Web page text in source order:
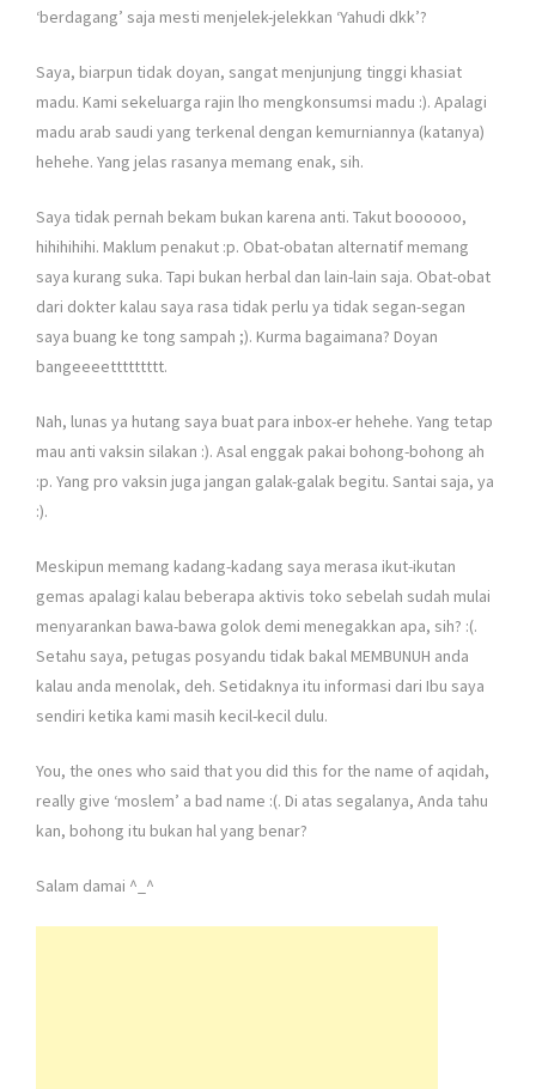
‘berdagang’ saja mesti menjelek-jelekkan ‘Yahudi dkk’?
Saya, biarpun tidak doyan, sangat menjunjung tinggi khasiat
madu. Kami sekeluarga rajin lho mengkonsumsi madu :). Apalagi
madu arab saudi yang terkenal dengan kemurniannya (katanya)
hehehe. Yang jelas rasanya memang enak, sih.
Saya tidak pernah bekam bukan karena anti. Takut boooooo,
hihihihihi. Maklum penakut :p. Obat-obatan alternatif memang
saya kurang suka. Tapi bukan herbal dan lain-lain saja. Obat-obat
dari dokter kalau saya rasa tidak perlu ya tidak segan-segan
saya buang ke tong sampah ;). Kurma bagaimana? Doyan
bangeeeettttttttt.
Nah, lunas ya hutang saya buat para inbox-er hehehe. Yang tetap
mau anti vaksin silakan :). Asal enggak pakai bohong-bohong ah
:p. Yang pro vaksin juga jangan galak-galak begitu. Santai saja, ya
:).
Meskipun memang kadang-kadang saya merasa ikut-ikutan
gemas apalagi kalau beberapa aktivis toko sebelah sudah mulai
menyarankan bawa-bawa golok demi menegakkan apa, sih? :(.
Setahu saya, petugas posyandu tidak bakal MEMBUNUH anda
kalau anda menolak, deh. Setidaknya itu informasi dari Ibu saya
sendiri ketika kami masih kecil-kecil dulu.
You, the ones who said that you did this for the name of aqidah,
really give ‘moslem’ a bad name :(. Di atas segalanya, Anda tahu
kan, bohong itu bukan hal yang benar?
Salam damai ^_^